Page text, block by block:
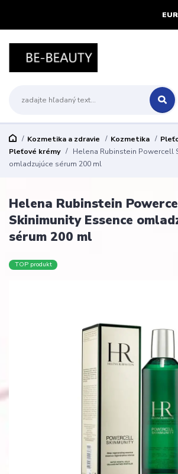
EUR
Kozmetika a zdravie Kozmetika
Pleťové krémy
Helena Rubinstein Powercell
omladzujúce sérum 200 ml
Helena Rubinstein
Skinimunity Essence
sérum 200 ml
TOP produkt